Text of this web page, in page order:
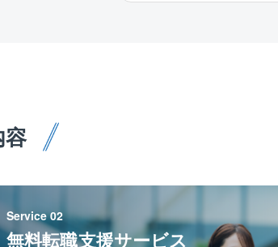
Service 02
無料転職支援サービス